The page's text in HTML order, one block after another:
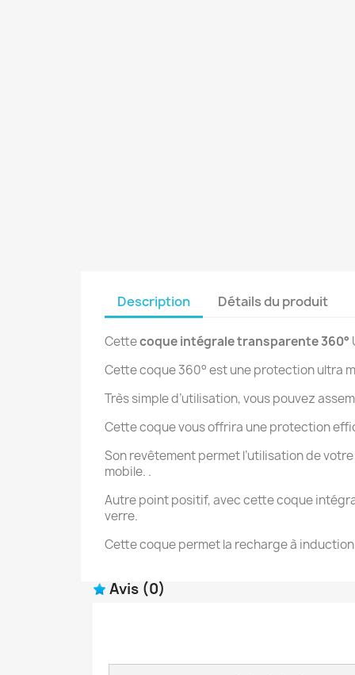
Description Détails du produit
Cettecoque intégrale transparente 360°
Cette coque 360° est une protection ultra
Très simple d’utilisation, vous pouvez
Cette coque vous offrira une protection
Son revêtement permet l’utilisation de
mobile. .
Autre point positif, avec cette coque
verre.
Cette coque permet la recharge à
Avis (0)